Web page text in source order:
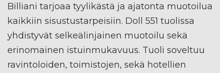
Billiani tarjoaa tyylikästä ja ajatonta muotoilua
kaikkiin sisustustarpeisiin. Doll 551 tuolissa
yhdistyvät selkeälinjainen muotoilu sekä
erinomainen istuinmukavuus. Tuoli soveltuu
ravintoloiden, toimistojen, sekä hotellien